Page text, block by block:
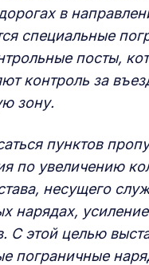
в
специальные
посты,
контроль за
зону.
пунктов
по увеличению
несущего
нарядах,
С этой целью
пограничные